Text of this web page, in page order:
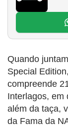
Quando
Special
compreende
Interlagos, em
além da taça,
da Fama da